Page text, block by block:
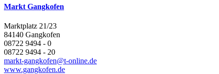
Markt Gangkofen
Marktplatz 21/23
84140 Gangkofen
08722 9494 - 0
08722 9494 - 20
markt-gangkofen@t-online.de
www.gangkofen.de